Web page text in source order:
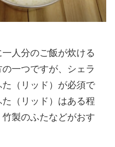
人分のご飯が炊ける
一つですが、シェラ
（リッド）が必須で
（リッド）はある程
製のふたなどがおす